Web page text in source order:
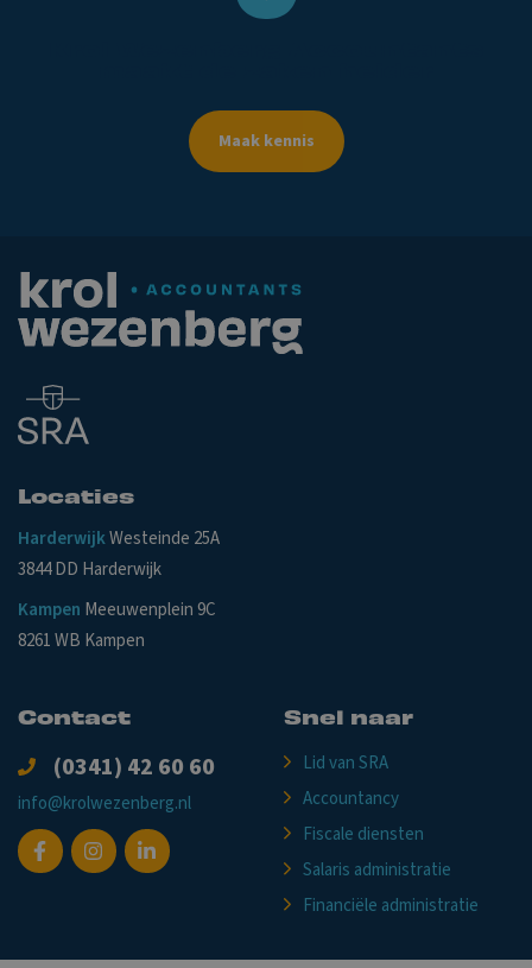
Maak kennis
Locaties
HarderwijkWesteinde 25A
3844 DD Harderwijk
Kampen Meeuwenplein 9C
8261 WB Kampen
Contact
(0341) 42 60 60
info@krolwezenberg.nl
Snel naar
Lid van SRA
Accountancy
Fiscale diensten
Salaris administratie
Financiële administratie